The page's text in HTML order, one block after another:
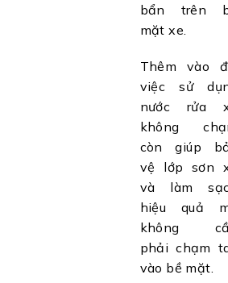
bẩn trên
mặt xe.
Thêm vào
việc sử
nước rửa
không
còn giúp
vệ lớp sơn
và làm
hiệu quả
không
phải chạm
vào bề mặt.